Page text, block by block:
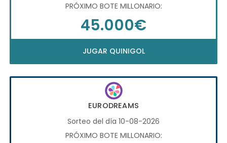
PRÓXIMO BOTE MILLONARIO:
45.000€
JUGAR QUINIGOL
EURODREAMS
Sorteo del día 10-08-2026
PRÓXIMO BOTE MILLONARIO: